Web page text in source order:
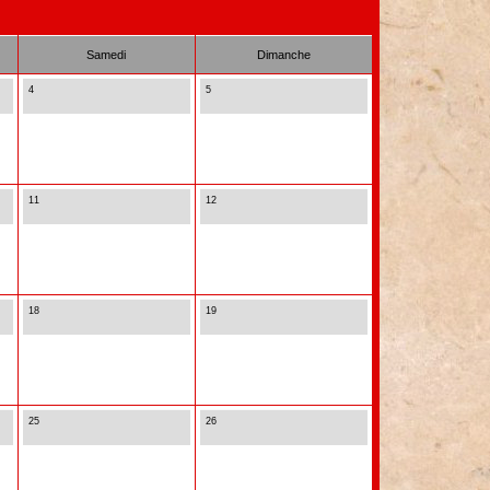
Samedi Dimanche
4 5
11 12
18 19
25 26